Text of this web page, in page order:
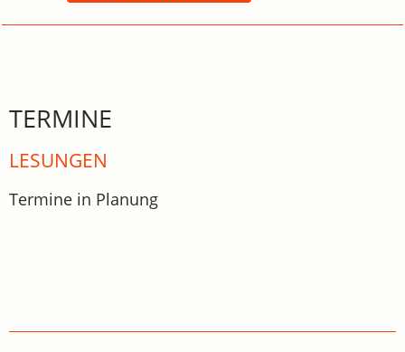
TERMINE
LESUNGEN
Termine in Planung